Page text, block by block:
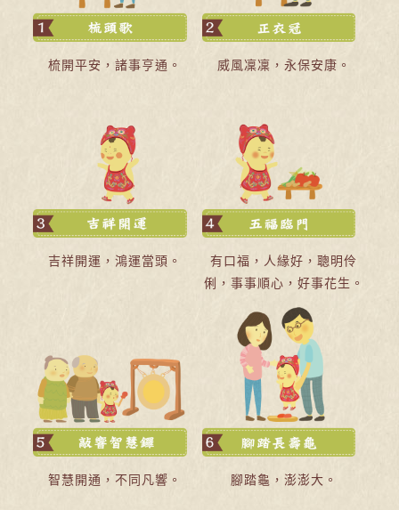
梳開平安，諸事亨通。 威風凜凜，永保安康。
吉祥開運，鴻運當頭。
有口福，人緣好，聰明伶
俐，事事順心，好事花生。
智慧開通，不同凡響。 腳踏龜，澎澎大。